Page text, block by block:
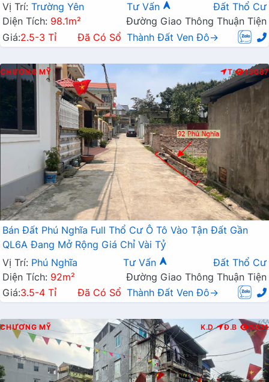
Vị Trí: Trường Yên Tư Vấn
Đất Thổ Cư
Diện Tích: 98.1m²
Đường Giao Thông Thuận Tiện
Giá:2.5-3 Tỉ Đã Có Sổ Thành Đất Ven Đô→
CHƯƠNG MỸ T 13087
Bán Đất Phú Nghĩa Full Thổ Cư Ô Tô Vào Tận Đất Gần
QL6A Đang Mở Rộng Giá Chỉ Vài Tỷ
Vị Trí: Phú Nghĩa Tư Vấn
Đất Thổ Cư
Diện Tích: 92m²
Đường Giao Thông Thuận Tiện
Giá:3.5-4 Tỉ Đã Có Sổ Thành Đất Ven Đô→
CHƯƠNG MỸ K.D Đ.B 5031